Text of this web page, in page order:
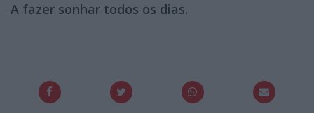
A fazer sonhar todos os dias.